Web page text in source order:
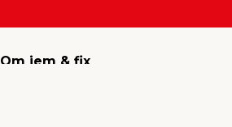
Om jem & fix